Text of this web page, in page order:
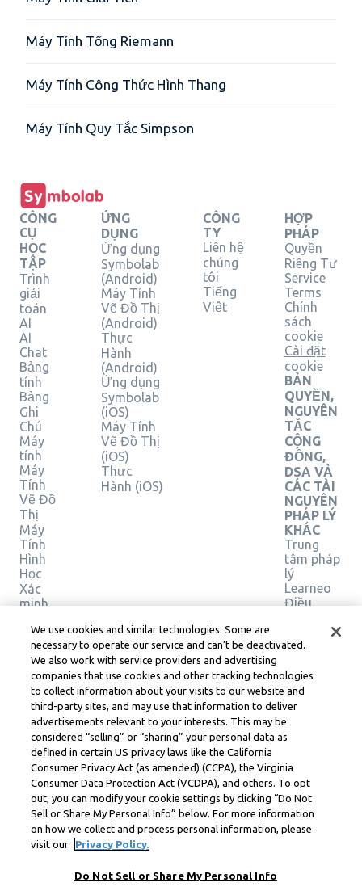
Máy Tính Tổng Riemann
Máy Tính Công Thức Hình Thang
Máy Tính Quy Tắc Simpson
CÔNG
CỤ
HỌC
TẬP
Trình
giải
toán
AI
AI
Chat
Bảng
tính
Bảng
Ghi
Chú
Máy
tính
Máy
Tính
Vẽ Đồ
Thị
Máy
Tính
Hình
Học
Xác
minh
pháp
ỨNG
DỤNG
Ứng dụng
Symbolab
(Android)
Máy Tính
Vẽ Đồ Thị
(Android)
Thực
Hành
(Android)
Ứng dụng
Symbolab
(iOS)
Máy Tính
Vẽ Đồ Thị
(iOS)
Thực
Hành (iOS)
CÔNG
TY
Liên hệ
chúng
tôi
Tiếng
Việt
HỢP
PHÁP
Quyền
Riêng Tư
Service
Terms
Chính
sách
cookie
Cài đặt
cookie
BẢN
QUYỀN,
NGUYÊN
TẮC
CỘNG
ĐỒNG,
DSA VÀ
CÁC TÀI
NGUYÊN
PHÁP LÝ
KHÁC
Trung
tâm pháp
lý
Learneo
Điều
của
Symbolab, a Learneo, Inc. business
© Learneo, Inc. 2024
We use cookies and similar technologies. Some are
necessary to operate our service and can’t be deactivated.
We also work with service providers and advertising
companies that use cookies and other tracking technologies
to collect information about your visits to our website and
third-party sites, and may use that information to deliver
advertisements relevant to your interests. This may be
considered “selling” or “sharing” your personal data as
defined in certain US privacy laws like the California
Consumer Privacy Act (as amended) (CCPA), the Virginia
Consumer Data Protection Act (VCDPA), and others. To opt
out, you can modify your cookie settings by clicking “Do Not
Sell or Share My Personal Info” below. For more information
on how we collect and process personal information, please
visit our
Privacy Policy.
Do Not Sell or Share My Personal Info